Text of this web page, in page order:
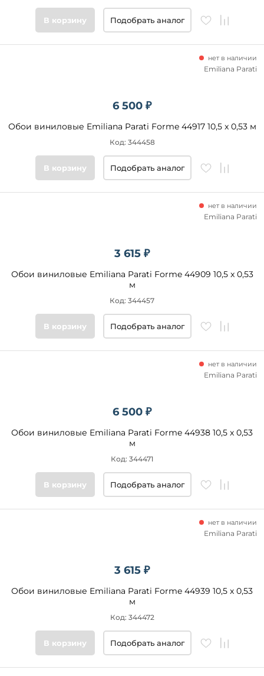
В корзину Подобрать аналог
6 500 ₽
Обои виниловые Emiliana Parati Forme 44917 10,5 x 0,53 м
нет в наличии
Код: 344458
Emiliana Parati
В корзину Подобрать аналог
3 615 ₽
Обои виниловые Emiliana Parati Forme 44909 10,5 x 0,53
м
нет в наличии
Код: 344457
Emiliana Parati
В корзину Подобрать аналог
6 500 ₽
Обои виниловые Emiliana Parati Forme 44938 10,5 x 0,53
м
нет в наличии
Код: 344471
Emiliana Parati
В корзину Подобрать аналог
3 615 ₽
Обои виниловые Emiliana Parati Forme 44939 10,5 x 0,53
м
нет в наличии
Код: 344472
Emiliana Parati
В корзину Подобрать аналог